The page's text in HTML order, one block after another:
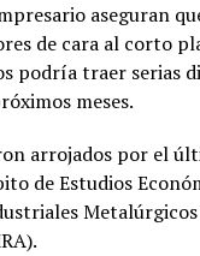
aseguran
de cara al corto
podría traer serias
meses.
arrojados por el
de Estudios